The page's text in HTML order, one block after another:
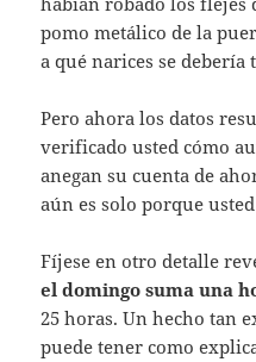
pomo metálico de la
a qué narices se
Pero ahora los datos
verificado usted cómo
anegan su cuenta de
aún es solo porque
Fíjese en otro detalle
el domingo suma una
25 horas. Un hecho tan
puede tener como